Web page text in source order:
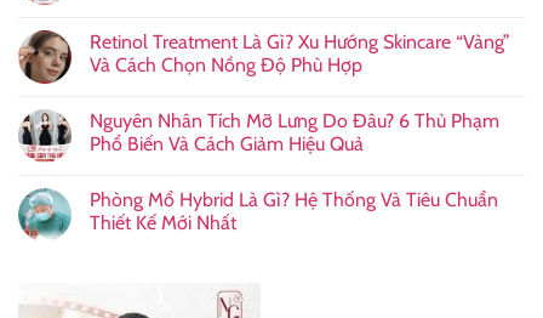
Retinol Treatment Là Gì? Xu Hướng Skincare “Vàng”
Và Cách Chọn Nồng Độ Phù Hợp
Nguyên Nhân Tích Mỡ Lưng Do Đâu? 6 Thủ Phạm
Phổ Biến Và Cách Giảm Hiệu Quả
Phòng Mổ Hybrid Là Gì? Hệ Thống Và Tiêu Chuẩn
Thiết Kế Mới Nhất